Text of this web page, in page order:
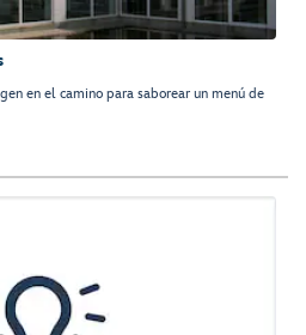
en el camino para saborear un menú de